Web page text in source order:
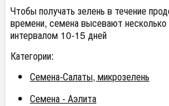
Чтобы получать зелень в течение
времени, семена высевают несколько
интервалом 10-15 дней
Категории:
Семена-Салаты, микрозелень
Семена - Аэлита